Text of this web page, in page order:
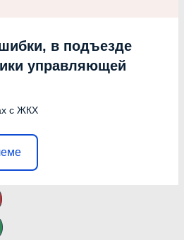
в подъезде
управляющей
с ЖКХ